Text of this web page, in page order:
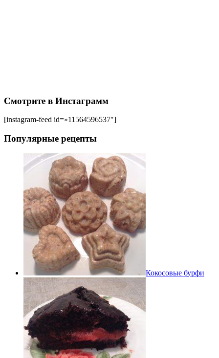
Смотрите в Инстаграмм
[instagram-feed id=»11564596537″]
Популярные рецепты
Кокосовые бурфи